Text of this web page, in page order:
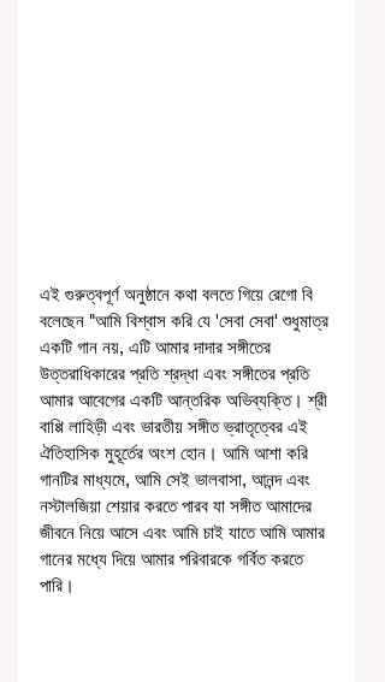
এই গুরুত্বপূর্ণ অনুষ্ঠানে কথা বলতে গিয়ে রেগো বি
বলেছেন "আমি বিশ্বাস করি যে 'সেবা সেবা' শুধুমাত্র
একটি গান নয়, এটি আমার দাদার সঙ্গীতের
উত্তরাধিকারের প্রতি শ্রদ্ধা এবং সঙ্গীতের প্রতি
আমার আবেগের একটি আন্তরিক অভিব্যক্তি। শ্রী
বাপ্পি লাহিড়ী এবং ভারতীয় সঙ্গীত ভ্রাতৃত্বের এই
ঐতিহাসিক মুহূর্তের অংশ হোন। আমি আশা করি
গানটির মাধ্যমে, আমি সেই ভালবাসা, আনন্দ এবং
নস্টালজিয়া শেয়ার করতে পারব যা সঙ্গীত আমাদের
জীবনে নিয়ে আসে এবং আমি চাই যাতে আমি আমার
গানের মধ্যে দিয়ে আমার পরিবারকে গর্বিত করতে
পারি।